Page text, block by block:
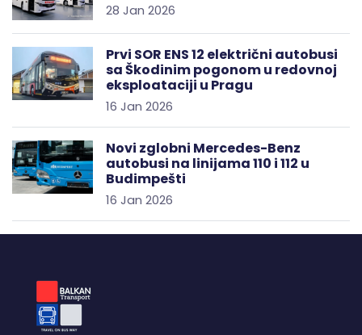
28 Jan 2026
Prvi SOR ENS 12 električni autobusi
sa Škodinim pogonom u redovnoj
eksploataciji u Pragu
16 Jan 2026
Novi zglobni Mercedes-Benz
autobusi na linijama 110 i 112 u
Budimpešti
16 Jan 2026